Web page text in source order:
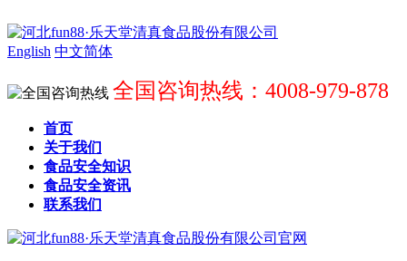
English 中文简体
全国咨询热线：4008-979-878
首页
关于我们
食品安全知识
食品安全资讯
联系我们